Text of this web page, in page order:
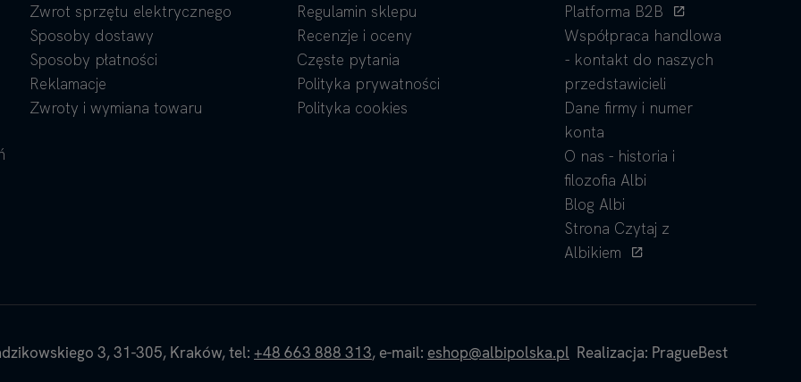
Zwrot sprzętu elektrycznego
Sposoby dostawy
Sposoby płatności
Reklamacje
Zwroty i wymiana towaru
Regulamin sklepu
Recenzje i oceny
Częste pytania
Polityka prywatności
Polityka cookies
Platforma B2B
Współpraca handlowa
- kontakt do naszych
przedstawicieli
Dane firmy i numer
konta
O nas - historia i
filozofia Albi
Blog Albi
Strona Czytaj z
Albikiem
3,31-305, Kraków,tel: +48 663 888 313, e-mail: eshop@albipolska.pl Realizacja: PragueBest